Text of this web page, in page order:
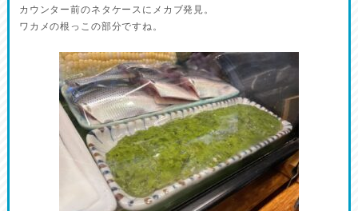
カウンター前のネタケースにメカブ発見。
ワカメの根っこの部分ですね。